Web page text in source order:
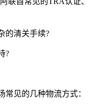
的清关手续?
?
见的几种物流方式：